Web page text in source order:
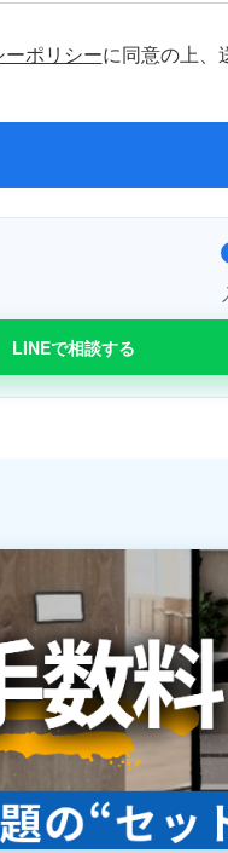
ポリシーに同意の上、
LINEで相談する